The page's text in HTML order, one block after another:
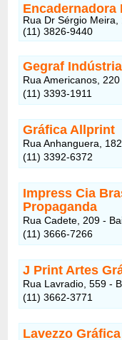
Encadernadora
Rua Dr Sérgio
(11) 3826-9440
Gegraf
Rua Americanos,
(11) 3393-1911
Gráfica Allprint
Rua Anhanguera,
(11) 3392-6372
Impress Cia
Propaganda
Rua Cadete, 209 -
(11) 3666-7266
J Print Artes
Rua Lavradio, 559 -
(11) 3662-3771
Lavezzo